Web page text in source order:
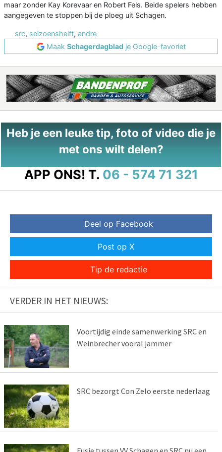
maar zonder Kay Korevaar en Robert Fels. Beide spelers hebben
aangegeven te stoppen bij de ploeg uit Schagen.
src, seizoenshelft, andre
Maak Schagerdagbladje Google-favoriet
Heb je een leuke tip, foto of video die je
met ons wilt delen?
APP ONS! T. 06 - 574 71 321
Deel op Facebook
Post op X
Tip de redactie
VERDER IN HET NIEUWS:
Voortijdig einde samenwerking SRC en
Weinbrecher vooral jammer
SRC bezorgt Con Zelo eerste nederlaag